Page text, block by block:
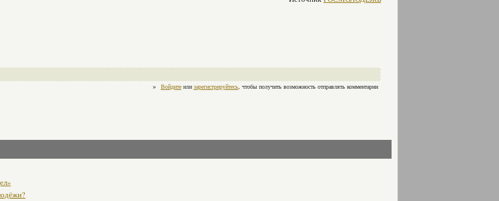
»
Войдитеили зарегистрируйтесь, чтобы получить возможность отправлять комментарии